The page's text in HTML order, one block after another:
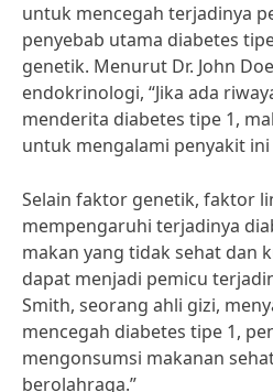
untuk mencegah terjadinya
penyebab utama diabetes
genetik. Menurut Dr. John
endokrinologi, “Jika ada
menderita diabetes tipe 1,
untuk mengalami penyakit
Selain faktor genetik, faktor
mempengaruhi terjadinya
makan yang tidak sehat dan
dapat menjadi pemicu
Smith, seorang ahli gizi,
mencegah diabetes tipe 1,
mengonsumsi makanan
berolahraga.”